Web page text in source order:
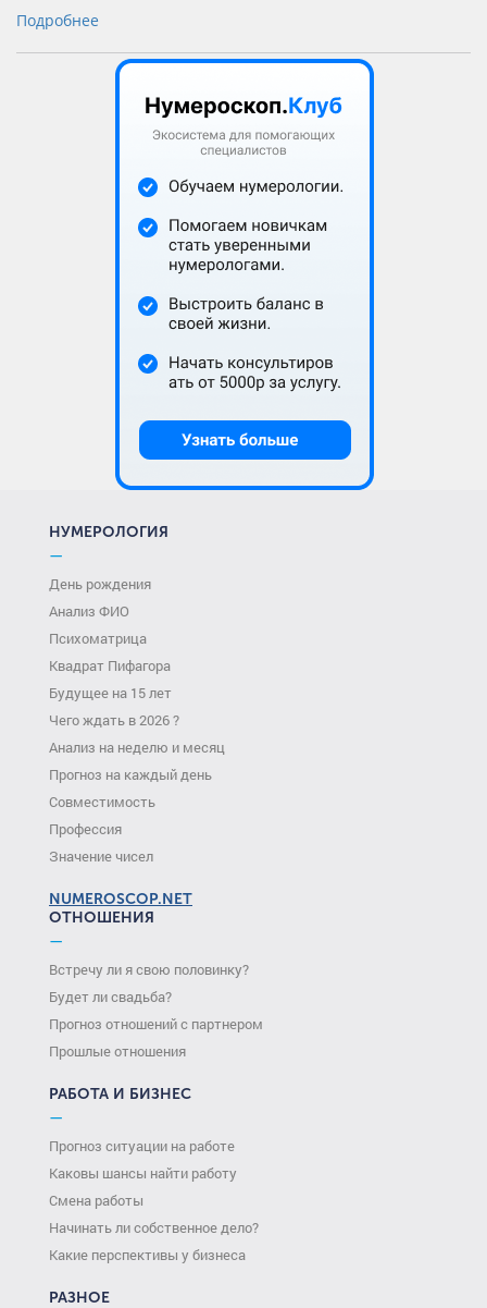
Подробнее
НУМЕРОЛОГИЯ
—
День рождения
Анализ ФИО
Психоматрица
Квадрат Пифагора
Будущее на 15 лет
Чего ждать в 2026 ?
Анализ на неделю и месяц
Прогноз на каждый день
Совместимость
Профессия
Значение чисел
NUMEROSCOP.NET
ОТНОШЕНИЯ
—
Встречу ли я свою половинку?
Будет ли свадьба?
Прогноз отношений с партнером
Прошлые отношения
РАБОТА И БИЗНЕС
—
Прогноз ситуации на работе
Каковы шансы найти работу
Смена работы
Начинать ли собственное дело?
Какие перспективы у бизнеса
РАЗНОЕ